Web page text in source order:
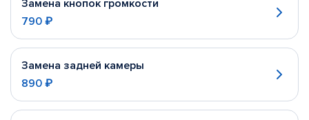
Замена кнопок громкости
790 ₽
Замена задней камеры
890 ₽